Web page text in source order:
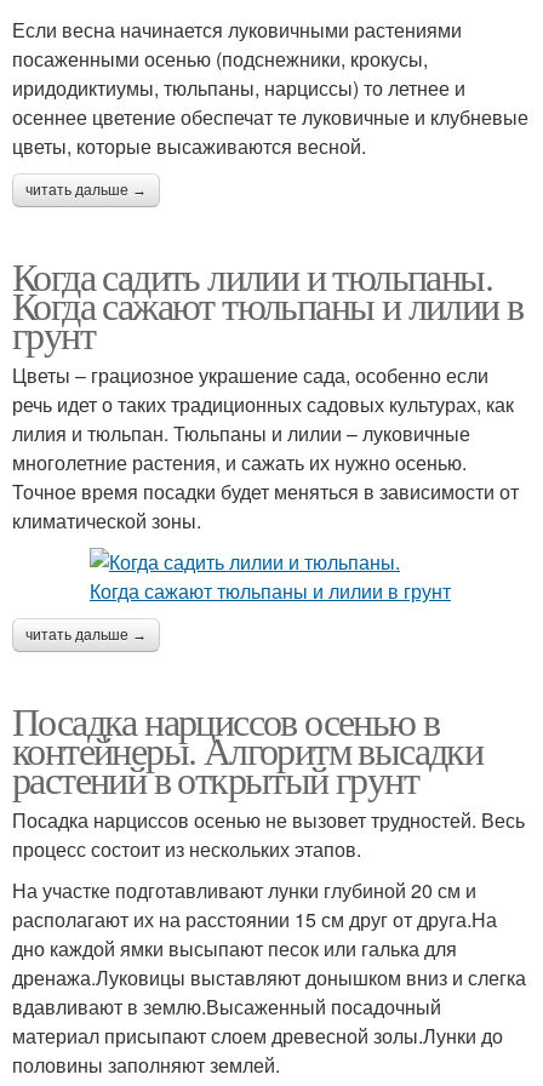
Если весна начинается луковичными растениями
посаженными осенью (подснежники, крокусы,
иридодиктиумы, тюльпаны, нарциссы) то летнее и
осеннее цветение обеспечат те луковичные и клубневые
цветы, которые высаживаются весной.
читать дальше →
Когда садить лилии и тюльпаны.
Когда сажают тюльпаны и лилии в
грунт
Цветы – грациозное украшение сада, особенно если
речь идет о таких традиционных садовых культурах, как
лилия и тюльпан. Тюльпаны и лилии – луковичные
многолетние растения, и сажать их нужно осенью.
Точное время посадки будет меняться в зависимости от
климатической зоны.
читать дальше →
Посадка нарциссов осенью в
контейнеры. Алгоритм высадки
растений в открытый грунт
Посадка нарциссов осенью не вызовет трудностей. Весь
процесс состоит из нескольких этапов.
На участке подготавливают лунки глубиной 20 см и
располагают их на расстоянии 15 см друг от друга.На
дно каждой ямки высыпают песок или галька для
дренажа.Луковицы выставляют донышком вниз и слегка
вдавливают в землю.Высаженный посадочный
материал присыпают слоем древесной золы.Лунки до
половины заполняют землей.